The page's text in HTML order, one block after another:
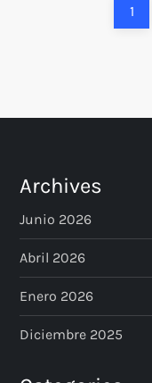
s
p
a
g
i
Page
1
Archives
Junio 2026
Abril 2026
Enero 2026
Diciembre 2025